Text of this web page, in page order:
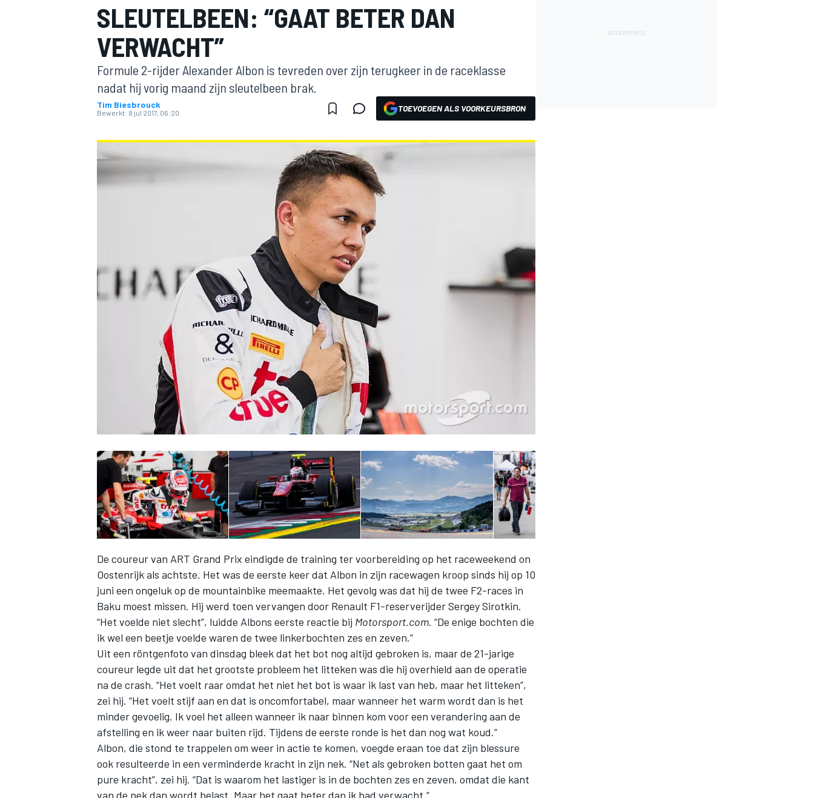
WEC DTM
SLEUTELBEEN: “GAAT BETER DAN
VERWACHT”
Formule 2-rijder Alexander Albon is tevreden over zijn terugkeer in de raceklasse
nadat hij vorig maand zijn sleutelbeen brak.
Tim Biesbrouck
Bewerkt: 8 jul 2017, 06:20 TOEVOEGEN ALS VOORKEURSBRON
De coureur van ART Grand Prix eindigde de training ter voorbereiding op het raceweekend on
Oostenrijk als achtste. Het was de eerste keer dat Albon in zijn racewagen kroop sinds hij op 10
juni een ongeluk op de mountainbike meemaakte. Het gevolg was dat hij de twee F2-races in
Baku moest missen. Hij werd toen vervangen door Renault F1-reserverijder Sergey Sirotkin.
“Het voelde niet slecht”, luidde Albons eerste reactie bij Motorsport.com. “De enige bochten die
ik wel een beetje voelde waren de twee linkerbochten zes en zeven.”
Uit een röntgenfoto van dinsdag bleek dat het bot nog altijd gebroken is, maar de 21-jarige
coureur legde uit dat het grootste probleem het litteken was die hij overhield aan de operatie
na de crash. “Het voelt raar omdat het niet het bot is waar ik last van heb, maar het litteken”,
zei hij. “Het voelt stijf aan en dat is oncomfortabel, maar wanneer het warm wordt dan is het
minder gevoelig. Ik voel het alleen wanneer ik naar binnen kom voor een verandering aan de
afstelling en ik weer naar buiten rijd. Tijdens de eerste ronde is het dan nog wat koud.”
Albon, die stond te trappelen om weer in actie te komen, voegde eraan toe dat zijn blessure
ook resulteerde in een verminderde kracht in zijn nek. “Net als gebroken botten gaat het om
pure kracht”, zei hij. “Dat is waarom het lastiger is in de bochten zes en zeven, omdat die kant
van de nek dan wordt belast. Maar het gaat beter dan ik had verwacht.”